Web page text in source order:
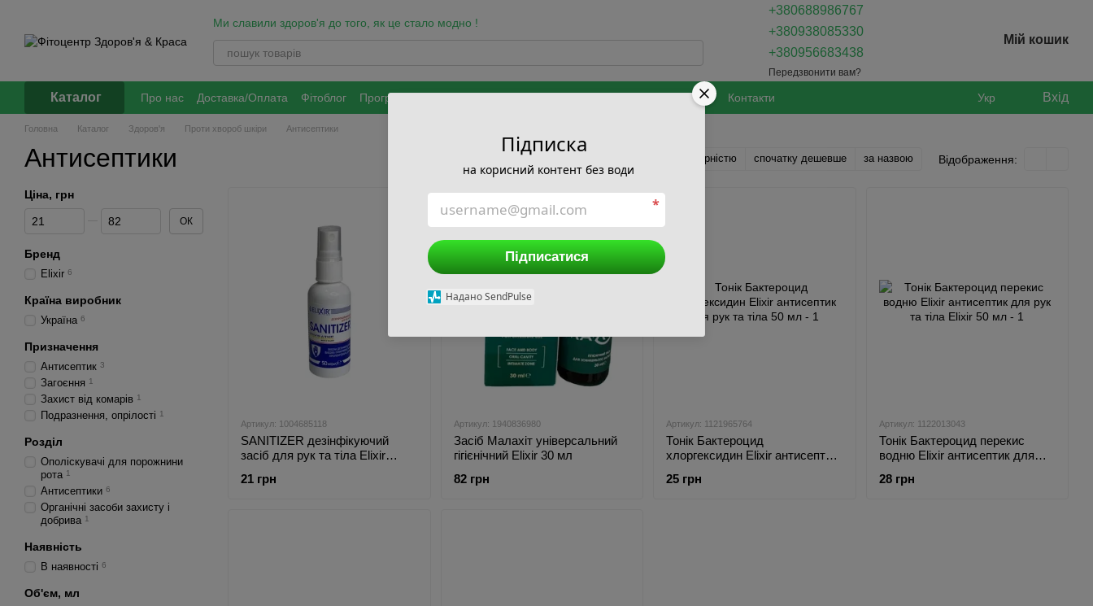
Ми славили здоров'я до того, як це стало модно !
+380688986767
+380938085330
+380956683438
Передзвонити вам?
Мій кошик
Каталог Про нас Доставка/Оплата Фітоблог Програма лояльності Бренди Оздоровчі програми Співпраця
Контакти
Обмін та повернення
Політика обробки та захисту персональних даних
Укр Вхід
Головна Каталог Здоров'я Проти хвороб шкіри Антисептики
Антисептики за популярністю спочатку дешевше за назвою Відображення:
Артикул: 1004685118
SANITIZER дезінфікуючий
засіб для рук та тіла Elixir
21 грн
Артикул: 1940836980
Засіб Малахіт універсальний
гігієнічний Elixir 30 мл
82 грн
Артикул: 1121965764
Тонік Бактероцид
хлоргексидин Elixir антисептик
25 грн
Артикул: 1122013043
Тонік Бактероцид перекис
водню Elixir антисептик для
28 грн
Ціна, грн
Від Ціна, грн
До Ціна, грн ОК
Бренд
Elixir 6
Країна виробник
Україна 6
Призначення
Антисептик 3
Загоєння 1
Захист від комарів 1
Подразнення, опрілості 1
Розділ
Ополіскувачі для порожнини
рота 1
Антисептики 6
Органічні засоби захисту і
добрива 1
Наявність
В наявності 6
Об'єм, мл
Підписка
на корисний контент без води
*
Підписатися
Надано SendPulse